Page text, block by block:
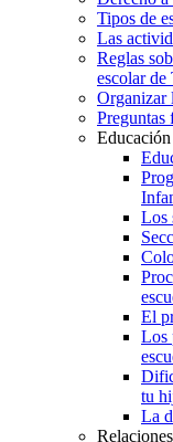
Tipos de
Las
Reglas
escolar de
Organizar
Preguntas
Los
El
Los
tu
La